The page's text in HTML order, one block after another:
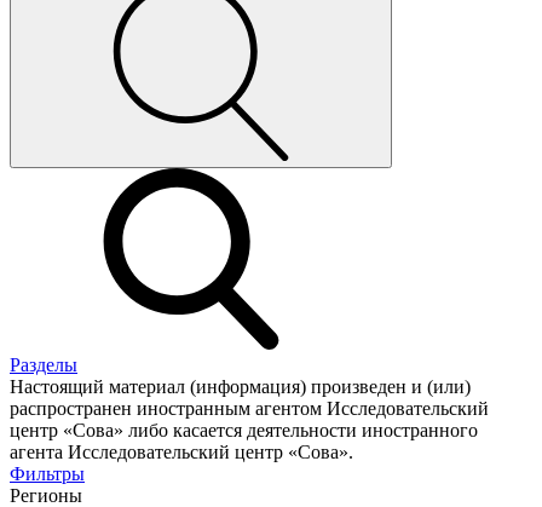
Разделы
Настоящий материал (информация) произведен и (или)
распространен иностранным агентом Исследовательский
центр «Сова» либо касается деятельности иностранного
агента Исследовательский центр «Сова».
Фильтры
Регионы